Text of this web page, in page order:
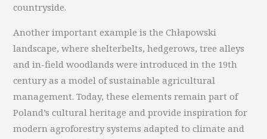
countryside.
Another important example is the Chłapowski
landscape, where shelterbelts, hedgerows, tree alleys
and in-field woodlands were introduced in the 19th
century as a model of sustainable agricultural
management. Today, these elements remain part of
Poland’s cultural heritage and provide inspiration for
modern agroforestry systems adapted to climate and